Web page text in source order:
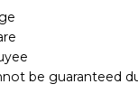
be guaranteed